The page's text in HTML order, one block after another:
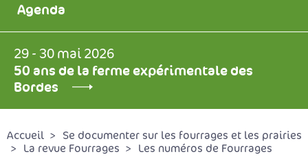
Agenda
29 - 30 mai 2026
50 ans de la ferme expérimentale des
Bordes
Accueil
Se documenter sur les fourrages et les prairies
La revue Fourrages
Les numéros de Fourrages